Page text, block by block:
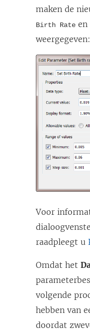
maken de
Birth Rate en
weergegeven:
Voor
raadpleegt u
Omdat het
volgende
hebben van
doordat